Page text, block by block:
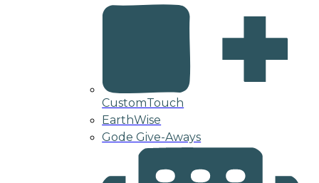
CustomTouch
EarthWise
Gode Give-Aways